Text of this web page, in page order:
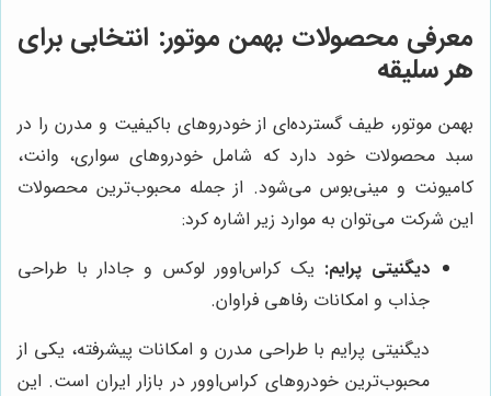
معرفی محصولات بهمن موتور: انتخابی برای
هر سلیقه
بهمن موتور، طیف گسترده‌ای از خودروهای باکیفیت و مدرن را در
سبد محصولات خود دارد که شامل خودروهای سواری، وانت،
کامیونت و مینی‌بوس می‌شود. از جمله محبوب‌ترین محصولات
این شرکت می‌توان به موارد زیر اشاره کرد:
دیگنیتی پرایم: یک کراس‌اوور لوکس و جادار با طراحی
جذاب و امکانات رفاهی فراوان.
دیگنیتی پرایم با طراحی مدرن و امکانات پیشرفته، یکی از
محبوب‌ترین خودروهای کراس‌اوور در بازار ایران است. این